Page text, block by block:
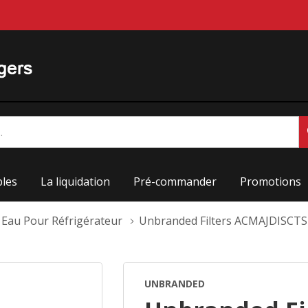
La liquidation Pré-commander Promotions
Eau Pour Réfrigérateur Unbranded Filters
UNBRANDED